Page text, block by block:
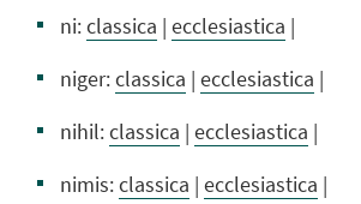
ni:classica | ecclesiastica |
niger:classica | ecclesiastica |
nihil:classica | ecclesiastica |
nimis:classica | ecclesiastica |